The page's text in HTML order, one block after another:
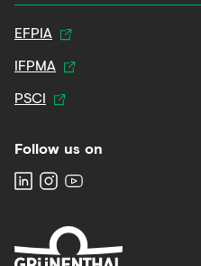
EFPIA
IFPMA
PSCI
Follow us on